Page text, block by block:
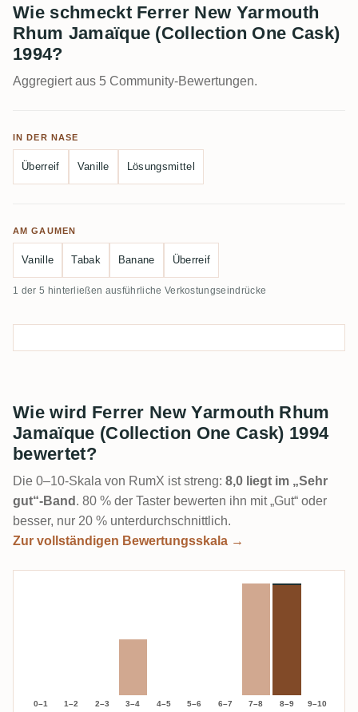
Wie schmeckt Ferrer New Yarmouth
Rhum Jamaïque (Collection One Cask)
1994?
Aggregiert aus 5 Community-Bewertungen.
IN DER NASE
Überreif Vanille Lösungsmittel
AM GAUMEN
Vanille Tabak Banane Überreif
1 der 5 hinterließen ausführliche Verkostungseindrücke
Wie wird Ferrer New Yarmouth Rhum
Jamaïque (Collection One Cask) 1994
bewertet?
Die 0–10-Skala von RumX ist streng: 8,0 liegt im „Sehr
gut“-Band . 80 % der Taster bewerten ihn mit „Gut“ oder
besser, nur 20 % unterdurchschnittlich.
Zur vollständigen Bewertungsskala →
0–1 1–2 2–3 3–4 4–5 5–6 6–7 7–8 8–9 9–10